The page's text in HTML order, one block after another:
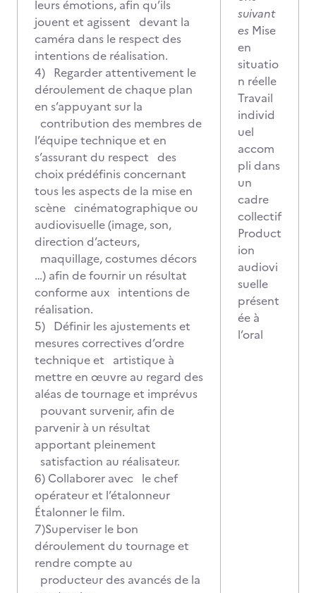
leurs émotions, afin qu’ils
jouent et agissent devant la
caméra dans le respect des
intentions de réalisation.
4) Regarder attentivement le
déroulement de chaque plan
en s’appuyant sur la
contribution des membres de
l’équipe technique et en
s’assurant du respect des
choix prédéfinis concernant
tous les aspects de la mise en
scène cinématographique ou
audiovisuelle (image, son,
direction d’acteurs,
maquillage, costumes décors
…) afin de fournir un résultat
conforme aux intentions de
réalisation.
5) Définir les ajustements et
mesures correctives d’ordre
technique et artistique à
mettre en œuvre au regard des
aléas de tournage et imprévus
pouvant survenir, afin de
parvenir à un résultat
apportant pleinement
satisfaction au réalisateur.
6) Collaborer avec le chef
opérateur et l’étalonneur
Étalonner le film.
7)Superviser le bon
déroulement du tournage et
rendre compte au
producteur des avancés de la
suivant
es Mise
en
situatio
n réelle
Travail
individ
uel
accom
pli dans
un
cadre
collectif
Product
ion
audiovi
suelle
présent
ée à
l’oral